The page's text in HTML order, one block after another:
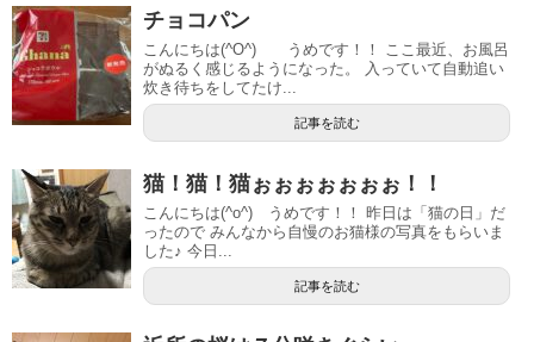
チョコパン
こんにちは(^O^) うめです！！ ここ最近、お風呂
がぬるく感じるようになった。 入っていて自動追い
炊き待ちをしてたけ...
記事を読む
猫！猫！猫ぉぉぉぉぉぉぉ！！
こんにちは(^o^) うめです！！ 昨日は「猫の日」だ
ったので みんなから自慢のお猫様の写真をもらいま
した♪ 今日...
記事を読む